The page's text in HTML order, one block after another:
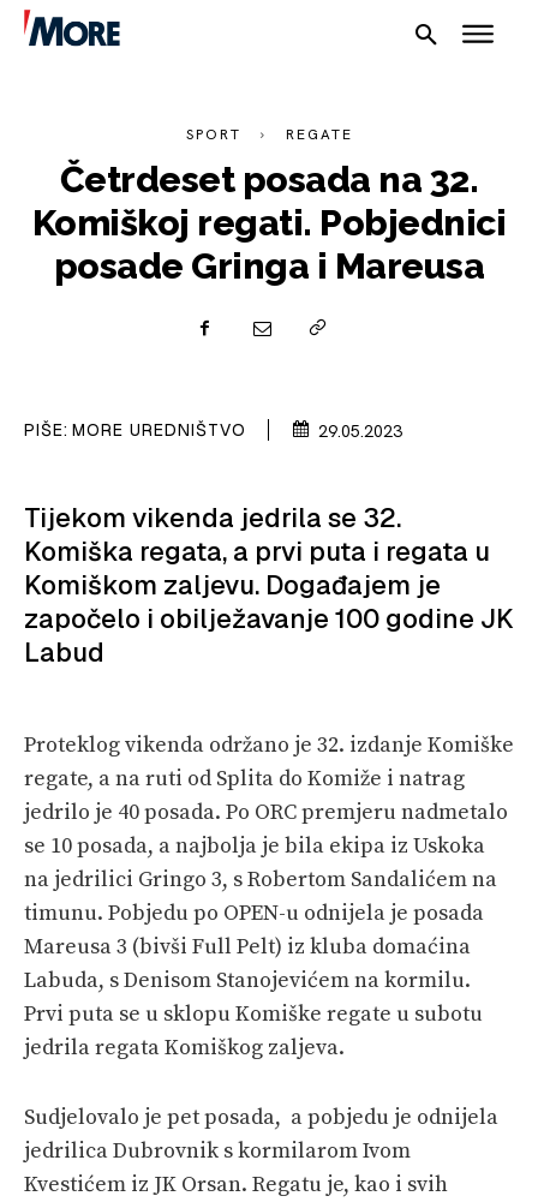
NAUTIKA
VELIKE PRIČE
PRETPLATA
SHOP
SPORT REGATE
Četrdeset posada na 32.
Komiškoj regati. Pobjednici
posade Gringa i Mareusa
PIŠE: MORE UREDNIŠTVO 29.05.2023
Tijekom vikenda jedrila se 32.
Komiška regata, a prvi puta i regata u
Komiškom zaljevu. Događajem je
započelo i obilježavanje 100 godine JK
Labud
Proteklog vikenda održano je 32. izdanje Komiške
regate, a na ruti od Splita do Komiže i natrag
jedrilo je 40 posada. Po ORC premjeru nadmetalo
se 10 posada, a najbolja je bila ekipa iz Uskoka
na jedrilici Gringo 3, s Robertom Sandalićem na
timunu. Pobjedu po OPEN-u odnijela je posada
Mareusa 3 (bivši Full Pelt) iz kluba domaćina
Labuda, s Denisom Stanojevićem na kormilu.
Prvi puta se u sklopu Komiške regate u subotu
jedrila regata Komiškog zaljeva.
Sudjelovalo je pet posada, a pobjedu je odnijela
jedrilica Dubrovnik s kormilarom Ivom
Kvestićem iz JK Orsan. Regatu je, kao i svih